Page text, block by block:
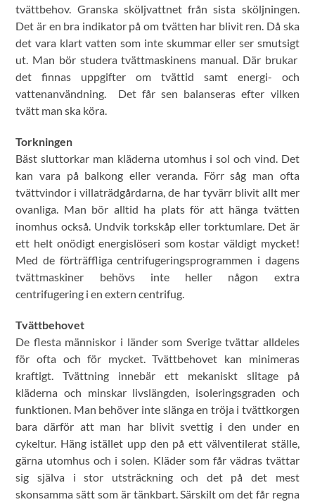
tvättbehov. Granska sköljvattnet från sista sköljningen.
Det är en bra indikator på om tvätten har blivit ren. Då ska
det vara klart vatten som inte skummar eller ser smutsigt
ut. Man bör studera tvättmaskinens manual. Där brukar
det finnas uppgifter om tvättid samt energi- och
vattenanvändning. Det får sen balanseras efter vilken
tvätt man ska köra.
Torkningen
Bäst sluttorkar man kläderna utomhus i sol och vind. Det
kan vara på balkong eller veranda. Förr såg man ofta
tvättvindor i villaträdgårdarna, de har tyvärr blivit allt mer
ovanliga. Man bör alltid ha plats för att hänga tvätten
inomhus också. Undvik torkskåp eller torktumlare. Det är
ett helt onödigt energislöseri som kostar väldigt mycket!
Med de förträffliga centrifugeringsprogrammen i dagens
tvättmaskiner behövs inte heller någon extra
centrifugering i en extern centrifug.
Tvättbehovet
De flesta människor i länder som Sverige tvättar alldeles
för ofta och för mycket. Tvättbehovet kan minimeras
kraftigt. Tvättning innebär ett mekaniskt slitage på
kläderna och minskar livslängden, isoleringsgraden och
funktionen. Man behöver inte slänga en tröja i tvättkorgen
bara därför att man har blivit svettig i den under en
cykeltur. Häng istället upp den på ett välventilerat ställe,
gärna utomhus och i solen. Kläder som får vädras tvättar
sig själva i stor utsträckning och det på det mest
skonsamma sätt som är tänkbart. Särskilt om det får regna